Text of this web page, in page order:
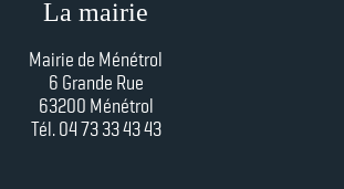
La mairie
Mairie de Ménétrol
6 Grande Rue
63200 Ménétrol
Tél. 04 73 33 43 43